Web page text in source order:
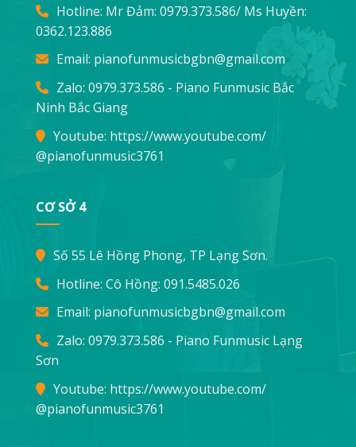
Hotline: Mr Đảm: 0979.373.586/ Ms Huyền:
0362.123.886
Email: pianofunmusicbgbn@gmail.com
Zalo: 0979.373.586 - Piano Funmusic Bắc
Ninh Bắc Giang
Youtube: https://www.youtube.com/
@pianofunmusic3761
CƠ SỞ 4
Số 55 Lê Hồng Phong, TP Lạng Sơn.
Hotline: Cô Hồng: 091.5485.026
Email: pianofunmusicbgbn@gmail.com
Zalo: 0979.373.586 - Piano Funmusic Lạng
Sơn
Youtube: https://www.youtube.com/
@pianofunmusic3761